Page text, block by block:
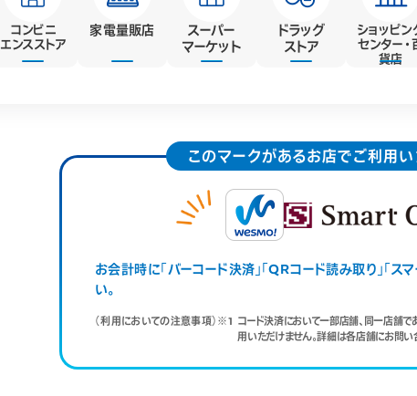
コンビニ
エンスストア
家電量販店
スーパー
マーケット
ドラッグ
ストア
ショッピン
センター・
貨店
このマークがあるお店でご利用い
お会計時に「バーコード決済」「QRコード読み取り」「ス
い。
（利用においての注意事項）※1 コード決済において一部店舗、同一店舗で
用いただけません。詳細は各店舗にお問い